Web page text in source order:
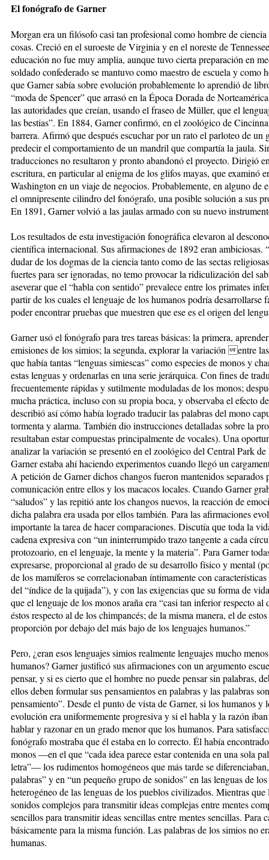
El fonógrafo de Garner
Morgan era un filósofo casi tan profesional como hombre de
cosas. Creció en el suroeste de Virginia y en el noreste de
educación no fue muy amplia, aunque tuvo cierta preparación en
soldado confederado se mantuvo como maestro de escuela y como
que Garner sabía sobre evolución probablemente lo aprendió de
“moda de Spencer” que arrasó en la Época Dorada de
las autoridades que creían, usando el fraseo de Müller, que el
las bestias”. En 1884, Garner confirmó, en el zoológico de
barrera. Afirmó que después escuchar por un rato el parloteo de un
predecir el comportamiento de un mandril que compartía la jaula.
traducciones no resultaron y pronto abandonó el proyecto. Dirigió
escritura, en particular al enigma de los glifos mayas, que examinó
Washington en un viaje de negocios. Probablemente, en alguno de
el omnipresente cilindro del fonógrafo, una posible solución a sus
En 1891, Garner volvió a las jaulas armado con su nuevo
Los resultados de esta investigación fonográfica elevaron al
científica internacional. Sus afirmaciones de 1892 eran ambiciosas.
dudar de los dogmas de la ciencia tanto como de las sectas
fuertes para ser ignoradas, no temo provocar la ridiculización del
aseverar que el “habla con sentido” prevalece entre los primates
partir de los cuales el lenguaje de los humanos podría desarrollarse
poder encontrar pruebas que muestren que ese es el origen del
Garner usó el fonógrafo para tres tareas básicas: la primera,
emisiones de los simios; la segunda, explorar la variación entre
que había tantas “lenguas simiescas” como especies de monos y
estas lenguas y ordenarlas en una serie jerárquica. Con fines de
frecuentemente rápidas y sutilmente moduladas de los monos;
mucha práctica, incluso con su propia boca, y observaba el efecto
describió así cómo había logrado traducir las palabras del mono
tormenta y alarma. También dio instrucciones detalladas sobre la
resultaban estar compuestas principalmente de vocales). Una
analizar la variación se presentó en el zoológico del Central Park
Garner estaba ahí haciendo experimentos cuando llegó un
A petición de Garner dichos changos fueron mantenidos separados
comunicación entre ellos y los macacos locales. Cuando Garner
“saludos” y las repitió ante los changos nuevos, la reacción de
dicha palabra era usada por ellos también. Para las afirmaciones
importante la tarea de hacer comparaciones. Discutía que toda la
cadena expresiva con “un ininterrumpido trazo tangente a cada
protozoario, en el lenguaje, la mente y la materia”. Para Garner
expresarse, proporcional al grado de su desarrollo físico y mental
de los mamíferos se correlacionaban íntimamente con
del “índice de la quijada”), y con las exigencias que su forma de
que el lenguaje de los monos araña era “casi tan inferior respecto
éstos respecto al de los chimpancés; de la misma manera, el de
proporción por debajo del más bajo de los lenguajes humanos.”
Pero, ¿eran esos lenguajes simios realmente lenguajes mucho
humanos? Garner justificó sus afirmaciones con un argumento
pensar, y si es cierto que el hombre no puede pensar sin palabras,
ellos deben formular sus pensamientos en palabras y las palabras
pensamiento”. Desde el punto de vista de Garner, si los humanos y
evolución era uniformemente progresiva y si el habla y la razón
hablar y razonar en un grado menor que los humanos. Para
fonógrafo mostraba que él estaba en lo correcto. Él había
monos —en el que “cada idea parece estar contenida en una sola
letra”— los rudimentos homogéneos que más tarde se
palabras” y en “un pequeño grupo de sonidos” en las lenguas de
heterogéneo de las lenguas de los pueblos civilizados. Mientras que
sonidos complejos para transmitir ideas complejas entre mentes
sencillos para transmitir ideas sencillas entre mentes sencillas. Para
básicamente para la misma función. Las palabras de los simios no
humanas.